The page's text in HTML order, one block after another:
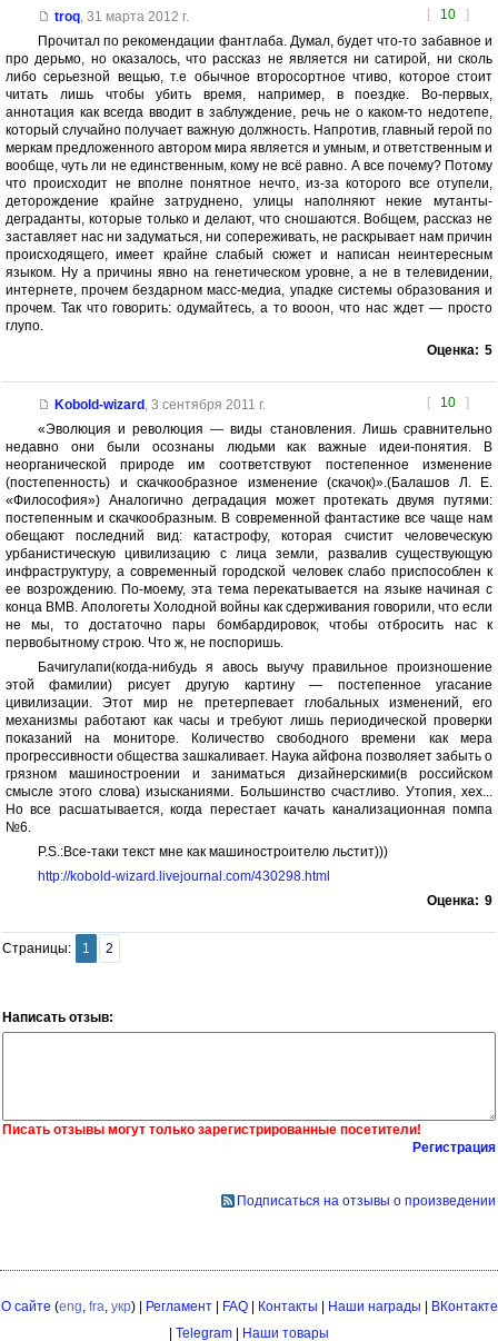
[ 10 ]
troq, 31 марта 2012 г.
Прочитал по рекомендации фантлаба. Думал, будет что-то забавное и
про дерьмо, но оказалось, что рассказ не является ни сатирой, ни сколь
либо серьезной вещью, т.е обычное второсортное чтиво, которое стоит
читать лишь чтобы убить время, например, в поездке. Во-первых,
аннотация как всегда вводит в заблуждение, речь не о каком-то недотепе,
который случайно получает важную должность. Напротив, главный герой по
меркам предложенного автором мира является и умным, и ответственным и
вообще, чуть ли не единственным, кому не всё равно. А все почему? Потому
что происходит не вполне понятное нечто, из-за которого все отупели,
деторождение крайне затруднено, улицы наполняют некие мутанты-
деграданты, которые только и делают, что сношаются. Вобщем, рассказ не
заставляет нас ни задуматься, ни сопереживать, не раскрывает нам причин
происходящего, имеет крайне слабый сюжет и написан неинтересным
языком. Ну а причины явно на генетическом уровне, а не в телевидении,
интернете, прочем бездарном масс-медиа, упадке системы образования и
прочем. Так что говорить: одумайтесь, а то вооон, что нас ждет — просто
глупо.
Оценка: 5
[ 10 ]
Kobold-wizard , 3 сентября 2011 г.
«Эволюция и революция — виды становления. Лишь сравнительно
недавно они были осознаны людьми как важные идеи-понятия. В
неорганической природе им соответствуют постепенное изменение
(постепенность) и скачкообразное изменение (скачок)».(Балашов Л. Е.
«Философия») Аналогично деградация может протекать двумя путями:
постепенным и скачкообразным. В современной фантастике все чаще нам
обещают последний вид: катастрофу, которая счистит человеческую
урбанистическую цивилизацию с лица земли, развалив существующую
инфраструктуру, а современный городской человек слабо приспособлен к
ее возрождению. По-моему, эта тема перекатывается на языке начиная с
конца ВМВ. Апологеты Холодной войны как сдерживания говорили, что если
не мы, то достаточно пары бомбардировок, чтобы отбросить нас к
первобытному строю. Что ж, не поспоришь.
Бачигулапи(когда-нибудь я авось выучу правильное произношение
этой фамилии) рисует другую картину — постепенное угасание
цивилизации. Этот мир не претерпевает глобальных изменений, его
механизмы работают как часы и требуют лишь периодической проверки
показаний на мониторе. Количество свободного времени как мера
прогрессивности общества зашкаливает. Наука айфона позволяет забыть о
грязном машиностроении и заниматься дизайнерскими(в российском
смысле этого слова) изысканиями. Большинство счастливо. Утопия, хех...
Но все расшатывается, когда перестает качать канализационная помпа
№6.
P.S.:Все-таки текст мне как машиностроителю льстит)))
http://kobold-wizard.livejournal.com/430298.html
Оценка: 9
Страницы: 1 2
Написать отзыв:
Писать отзывы могут только зарегистрированные посетители!
Регистрация
Подписаться на отзывы о произведении
О сайте (eng, fra, укр) | Регламент| FAQ| Контакты Наши награды
ВКонтакте
Telegram Наши товары